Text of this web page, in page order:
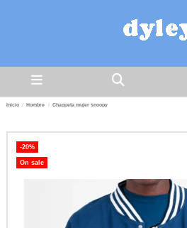
Inicio Hombre Chaqueta mujer snoopy
-20%
On sale